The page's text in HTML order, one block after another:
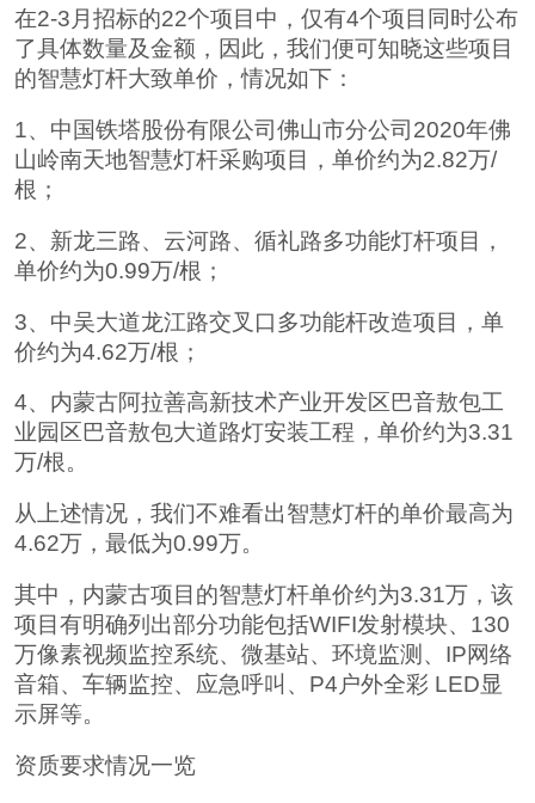
在2-3月招标的22个项目中，仅有4个项目同时公布
了具体数量及金额，因此，我们便可知晓这些项目
的智慧灯杆大致单价，情况如下：
1、中国铁塔股份有限公司佛山市分公司2020年佛
山岭南天地智慧灯杆采购项目，单价约为2.82万/
根；
2、新龙三路、云河路、循礼路多功能灯杆项目，
单价约为0.99万/根；
3、中吴大道龙江路交叉口多功能杆改造项目，单
价约为4.62万/根；
4、内蒙古阿拉善高新技术产业开发区巴音敖包工
业园区巴音敖包大道路灯安装工程，单价约为3.31
万/根。
从上述情况，我们不难看出智慧灯杆的单价最高为
4.62万，最低为0.99万。
其中，内蒙古项目的智慧灯杆单价约为3.31万，该
项目有明确列出部分功能包括WIFI发射模块、130
万像素视频监控系统、微基站、环境监测、IP网络
音箱、车辆监控、应急呼叫、P4户外全彩 LED显
示屏等。
资质要求情况一览